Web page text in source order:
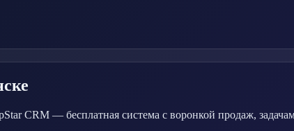
CRM — бесплатная система с воронкой продаж,